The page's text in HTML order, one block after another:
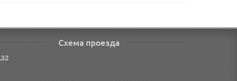
Схема проезда